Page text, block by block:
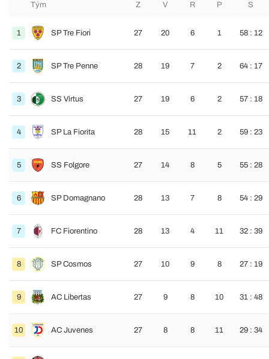
Tým Z V R P S
1 SP Tre Fiori 27 20 6 1 58 : 12
2 SP Tre Penne 28 19 7 2 64 : 17
3 SS Virtus 27 19 6 2 57 : 18
4 SP La Fiorita 28 15 11 2 59 : 23
5 SS Folgore 27 14 8 5 55 : 28
6 SP Domagnano 28 13 7 8 54 : 29
7 FC Fiorentino 28 13 4 11 32 : 39
8 SP Cosmos 27 10 9 8 27 : 19
9 AC Libertas 27 9 8 10 31 : 48
10 AC Juvenes 27 8 8 11 29 : 34